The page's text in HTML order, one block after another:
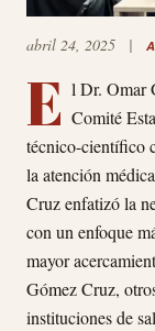
abril 24, 2025 |
E l Dr. Omar
Comité
técnico-científico
la atención
Cruz enfatizó la
con un enfoque
mayor
Gómez Cruz,
instituciones de